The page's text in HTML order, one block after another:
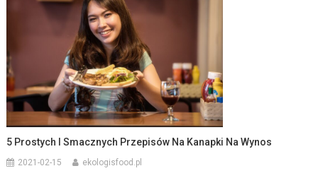
5 Prostych I Smacznych Przepisów Na Kanapki Na Wynos
2021-02-15 ekologisfood.pl